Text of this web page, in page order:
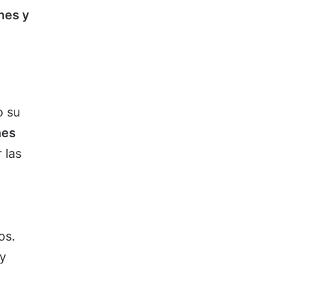
y
su
las